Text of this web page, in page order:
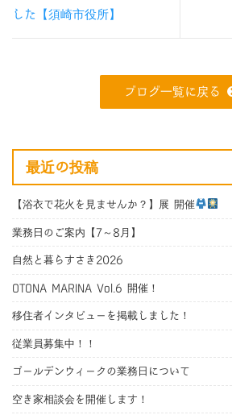
した【須崎市役所】
ブログ一覧に戻る
最近の投稿
【浴衣で花火を見ませんか？】展 開催
業務日のご案内【7～8月】
自然と暮らすさき2026
OTONA MARINA Vol.6 開催！
移住者インタビューを掲載しました！
従業員募集中！！
ゴールデンウィークの業務日について
空き家相談会を開催します！